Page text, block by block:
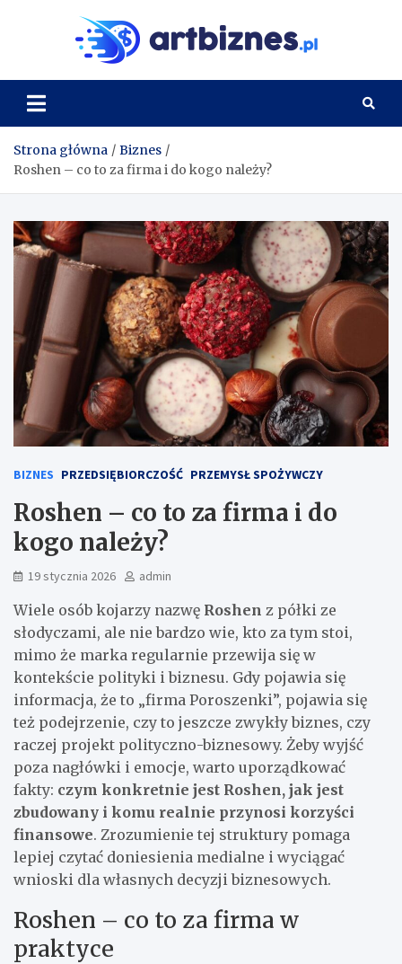
Strona główna
Biznes
Roshen – co to za firma i do kogo należy?
BIZNES PRZEDSIĘBIORCZOŚĆ PRZEMYSŁ SPOŻYWCZY
Roshen – co to za firma i do
kogo należy?
19 stycznia 2026 admin
Wiele osób kojarzy nazwę Roshen z półki ze
słodyczami, ale nie bardzo wie, kto za tym stoi,
mimo że marka regularnie przewija się w
kontekście polityki i biznesu. Gdy pojawia się
informacja, że to „firma Poroszenki”, pojawia się
też podejrzenie, czy to jeszcze zwykły biznes, czy
raczej projekt polityczno-biznesowy. Żeby wyjść
poza nagłówki i emocje, warto uporządkować
fakty: czym konkretnie jest Roshen, jak jest
zbudowany i komu realnie przynosi korzyści
finansowe. Zrozumienie tej struktury pomaga
lepiej czytać doniesienia medialne i wyciągać
wnioski dla własnych decyzji biznesowych.
Roshen – co to za firma w
praktyce